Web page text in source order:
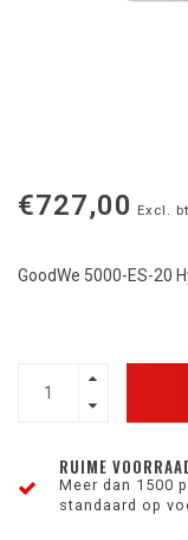
€727,00 Excl.
GoodWe 5000-ES-20
RUIME
Meer dan 1500
standaard op